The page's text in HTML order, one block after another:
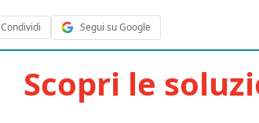
Condividi Segui su Google
Scopri le